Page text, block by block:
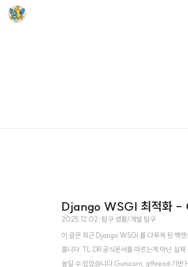
Django WSGI 최적화
2025.12.02 ·탐구 생활/개발 탐구
이 글은 최근 Django WSGI 를 다루게 된 백엔
룹니다. TL;DR공식문서를 따르는게 아닌 실
높일 수 있었습니다.Gunicorn, gthread 기반